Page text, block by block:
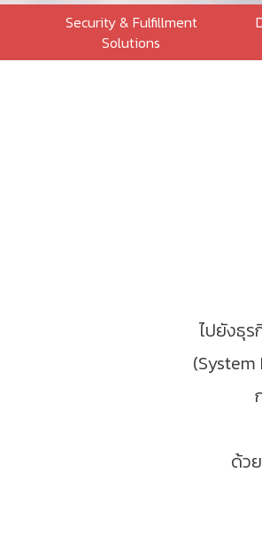
Security & Fulfillment
Solutions
ไปยังธุร
ด้ว